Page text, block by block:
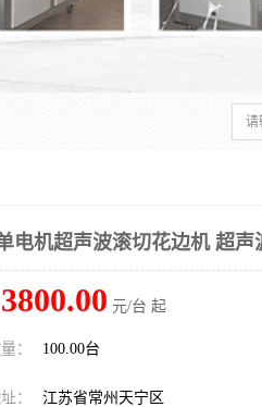
电机超声波滚切花边机 超声
3800.00 元/台 起
： 100.00台
： 江苏省常州天宁区